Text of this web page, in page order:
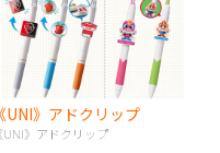
《UNI》アドクリップ
UNI》アドクリップ